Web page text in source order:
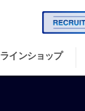
インショップ